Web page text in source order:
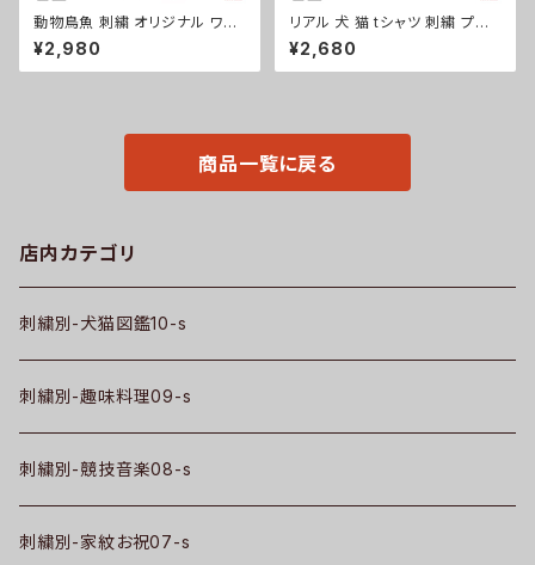
動物鳥魚 刺繍 オリジナル ワン
ポイント エプロン プレゼント ワ
ンピース レディース 撥水加工
おしゃれ かわいい 脇ボタン マ
¥2,980
リアル 犬 猫 tシャツ 刺繍 プレ
ゼント 5.6oz オリジナル 半袖
Tシャツ メンズ ワンポイント ロ
ゴ おしゃれ 無地 カットソー 和
¥2,680
商品一覧に戻る
店内カテゴリ
刺繍別-犬猫図鑑10-s
刺繍別-趣味料理09-s
刺繍別-競技音楽08-s
刺繍別-家紋お祝07-s